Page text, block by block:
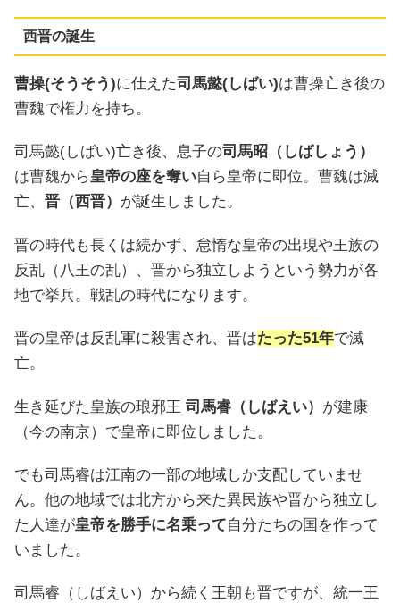
西晋の誕生
曹操(そうそう)に仕えた司馬懿(しばい)は曹操亡き後の
曹魏で権力を持ち。
司馬懿(しばい)亡き後、息子の司馬昭（しばしょう）
は曹魏から皇帝の座を奪い自ら皇帝に即位。曹魏は滅
亡、 晋（西晋） が誕生しました。
晋の時代も長くは続かず、怠惰な皇帝の出現や王族の
反乱（八王の乱）、晋から独立しようという勢力が各
地で挙兵。戦乱の時代になります。
晋の皇帝は反乱軍に殺害され、晋はたった51年で滅
亡。
生き延びた皇族の琅邪王 司馬睿（しばえい） が建康
（今の南京）で皇帝に即位しました。
でも司馬睿は江南の一部の地域しか支配していませ
ん。他の地域では北方から来た異民族や晋から独立し
た人達が皇帝を勝手に名乗って自分たちの国を作って
いました。
司馬睿（しばえい）から続く王朝も晋ですが、統一王